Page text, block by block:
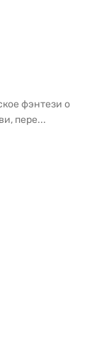
фэнтези о
пере...